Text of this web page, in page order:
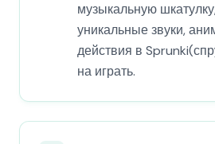
музыкальную
уникальные звуки,
действия в
на играть.